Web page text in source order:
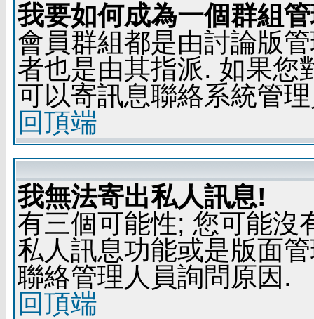
我要如何成為一個群組
會員群組都是由討論版
者也是由其指派. 如果您
可以寄訊息聯絡系統管
回頂端
我無法寄出私人訊息!
有三個可能性; 您可能沒
私人訊息功能或是版面
聯絡管理人員詢問原因.
回頂端